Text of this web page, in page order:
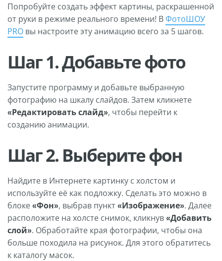
Попробуйте создать эффект картины, раскрашенной
от руки в режиме реального времени! ВФотоШОУ
PRO вы настроите эту анимацию всего за 5 шагов.
Шаг 1. Добавьте фото
Запустите программу и добавьте выбранную
фотографию на шкалу слайдов. Затем кликнете
«Редактировать слайд», чтобы перейти к
созданию анимации.
Шаг 2. Выберите фон
Найдите в Интернете картинку с холстом и
используйте её как подложку. Сделать это можно в
блоке«Фон», выбрав пункт«Изображение». Далее
расположите на холсте снимок, кликнув«Добавить
слой». Обработайте края фотографии, чтобы она
больше походила на рисунок. Для этого обратитесь
к каталогу масок.